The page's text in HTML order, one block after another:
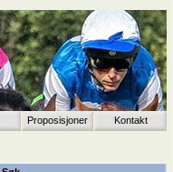
Proposisjoner Kontakt